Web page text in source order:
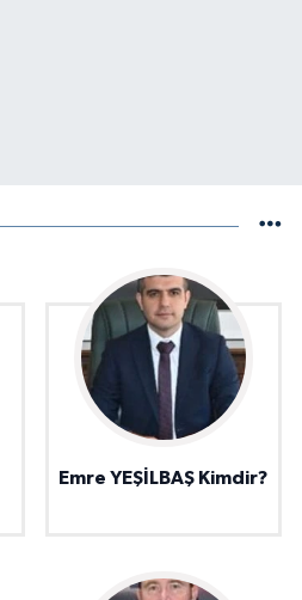
Emre YEŞİLBAŞ Kimdir?